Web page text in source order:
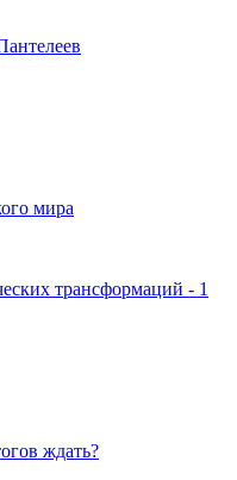
мира
трансформаций - 1
ждать?